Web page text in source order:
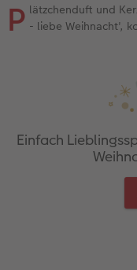
P lätzchenduft und
- liebe Weihnacht',
Einfach